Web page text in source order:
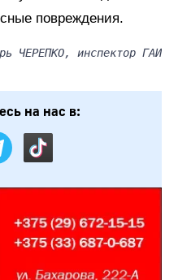
повреждения.
ЧЕРЕПКО, инспектор ГАИ
на нас в: